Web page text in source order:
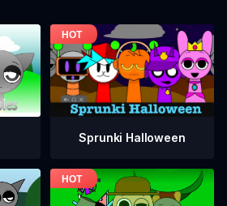
Sprunki Halloween